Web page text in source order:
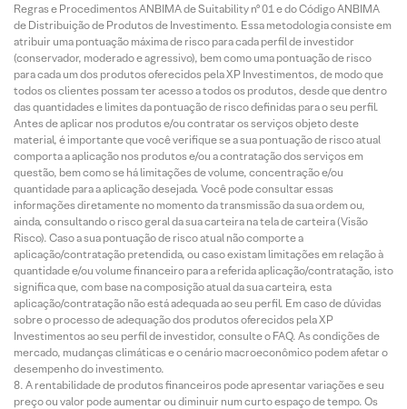
Regras e Procedimentos ANBIMA de Suitability nº 01 e do Código ANBIMA
de Distribuição de Produtos de Investimento. Essa metodologia consiste em
atribuir uma pontuação máxima de risco para cada perfil de investidor
(conservador, moderado e agressivo), bem como uma pontuação de risco
para cada um dos produtos oferecidos pela XP Investimentos, de modo que
todos os clientes possam ter acesso a todos os produtos, desde que dentro
das quantidades e limites da pontuação de risco definidas para o seu perfil.
Antes de aplicar nos produtos e/ou contratar os serviços objeto deste
material, é importante que você verifique se a sua pontuação de risco atual
comporta a aplicação nos produtos e/ou a contratação dos serviços em
questão, bem como se há limitações de volume, concentração e/ou
quantidade para a aplicação desejada. Você pode consultar essas
informações diretamente no momento da transmissão da sua ordem ou,
ainda, consultando o risco geral da sua carteira na tela de carteira (Visão
Risco). Caso a sua pontuação de risco atual não comporte a
aplicação/contratação pretendida, ou caso existam limitações em relação à
quantidade e/ou volume financeiro para a referida aplicação/contratação, isto
significa que, com base na composição atual da sua carteira, esta
aplicação/contratação não está adequada ao seu perfil. Em caso de dúvidas
sobre o processo de adequação dos produtos oferecidos pela XP
Investimentos ao seu perfil de investidor, consulte o FAQ. As condições de
mercado, mudanças climáticas e o cenário macroeconômico podem afetar o
desempenho do investimento.
A rentabilidade de produtos financeiros pode apresentar variações e seu
preço ou valor pode aumentar ou diminuir num curto espaço de tempo. Os